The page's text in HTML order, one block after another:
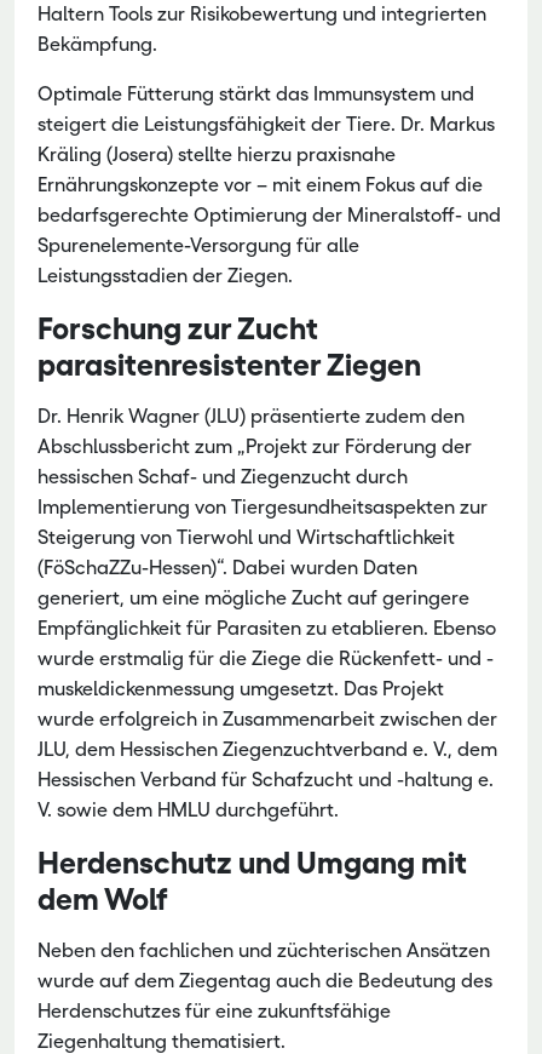
Haltern Tools zur Risikobewertung und integrierten
Bekämpfung.
Optimale Fütterung stärkt das Immunsystem und
steigert die Leistungsfähigkeit der Tiere. Dr. Markus
Kräling (Josera) stellte hierzu praxisnahe
Ernährungskonzepte vor – mit einem Fokus auf die
bedarfsgerechte Optimierung der Mineralstoff- und
Spurenelemente-Versorgung für alle
Leistungsstadien der Ziegen.
Forschung zur Zucht
parasitenresistenter Ziegen
Dr. Henrik Wagner (JLU) präsentierte zudem den
Abschlussbericht zum „Projekt zur Förderung der
hessischen Schaf- und Ziegenzucht durch
Implementierung von Tiergesundheitsaspekten zur
Steigerung von Tierwohl und Wirtschaftlichkeit
(FöSchaZZu-Hessen)“. Dabei wurden Daten
generiert, um eine mögliche Zucht auf geringere
Empfänglichkeit für Parasiten zu etablieren. Ebenso
wurde erstmalig für die Ziege die Rückenfett- und -
muskeldickenmessung umgesetzt. Das Projekt
wurde erfolgreich in Zusammenarbeit zwischen der
JLU, dem Hessischen Ziegenzuchtverband e. V., dem
Hessischen Verband für Schafzucht und -haltung e.
V. sowie dem HMLU durchgeführt.
Herdenschutz und Umgang mit
dem Wolf
Neben den fachlichen und züchterischen Ansätzen
wurde auf dem Ziegentag auch die Bedeutung des
Herdenschutzes für eine zukunftsfähige
Ziegenhaltung thematisiert.